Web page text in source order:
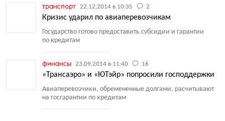
транспорт 22.12.2014 в 10:35 2
Кризис ударил по авиаперевозчикам
Государство готово предоставить субсидии и гарантии
по кредитам
финансы 23.09.2014 в 11:40 16
«Трансаэро» и «ЮТэйр» попросили господдержки
Авиаперевозчики, обремененные долгами, расчитывают
на госгарантии по кредитам